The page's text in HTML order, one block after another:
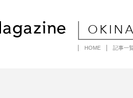
HOME 記事一